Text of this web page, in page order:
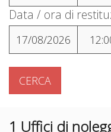
Data / ora di
17/08/2026
CERCA
1 Uffici di